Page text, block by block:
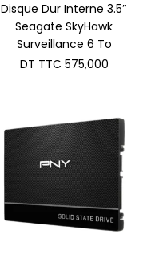
Disque Dur Interne 3.5″
Seagate SkyHawk
Surveillance 6 To
DT TTC 575,000